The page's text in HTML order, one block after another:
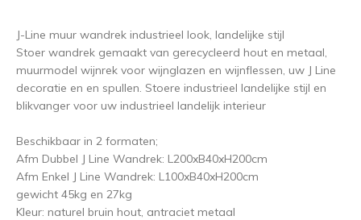
J-Line muur wandrek industrieel look, landelijke stijl
Stoer wandrek gemaakt van gerecycleerd hout en metaal,
muurmodel wijnrek voor wijnglazen en wijnflessen, uw J Line
decoratie en en spullen. Stoere industrieel landelijke stijl en
blikvanger voor uw industrieel landelijk interieur
Beschikbaar in 2 formaten;
Afm Dubbel J Line Wandrek: L200xB40xH200cm
Afm Enkel J Line Wandrek: L100xB40xH200cm
gewicht 45kg en 27kg
Kleur: naturel bruin hout, antraciet metaal